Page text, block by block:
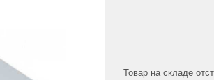
Товар на складе